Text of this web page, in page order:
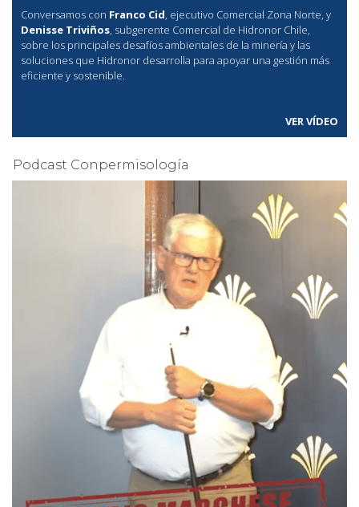
Conversamos con Franco Cid, ejecutivo Comercial Zona Norte, y
Denisse Triviños, subgerente Comercial de Hidronor Chile,
sobre los principales desafíos ambientales de la minería y las
soluciones que Hidronor desarrolla para apoyar una gestión más
eficiente y sostenible.
VER VÍDEO
Podcast Conpermisología